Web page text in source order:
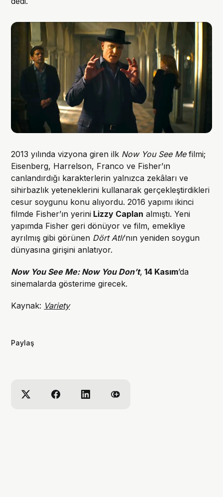
2013 yılında vizyona giren ilk Now You See Mefilmi;
Eisenberg, Harrelson, Franco ve Fisher’ın
canlandırdığı karakterlerin yalnızca zekâları ve
sihirbazlık yeteneklerini kullanarak gerçekleştirdikleri
cesur soygunu konu alıyordu. 2016 yapımı ikinci
filmde Fisher’ın yerini Lizzy Caplan almıştı. Yeni
yapımda Fisher geri dönüyor ve film, emekliye
ayrılmış gibi görünen Dört Atlı’nın yeniden soygun
dünyasına girişini anlatıyor.
Now You See Me: Now You Don’t, 14 Kasım’da
sinemalarda gösterime girecek.
Kaynak: Variety
Paylaş